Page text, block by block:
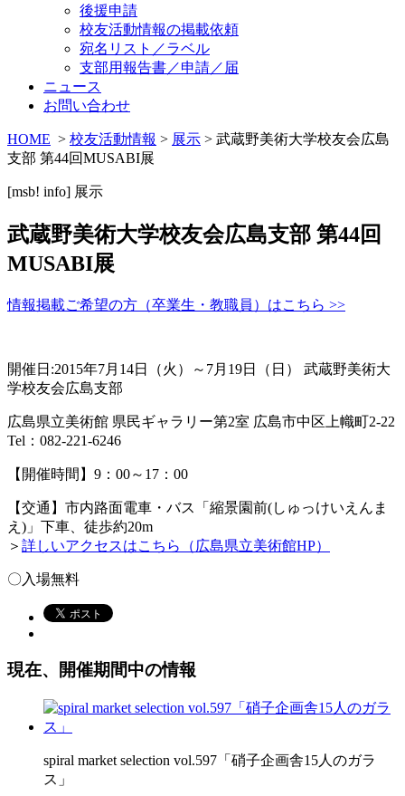
後援申請
校友活動情報の掲載依頼
宛名リスト／ラベル
支部用報告書／申請／届
ニュース
お問い合わせ
HOME > 校友活動情報 > 展示 > 武蔵野美術大学校友会広島
支部 第44回MUSABI展
[msb! info] 展示
武蔵野美術大学校友会広島支部 第44回
MUSABI展
情報掲載ご希望の方（卒業生・教職員）はこちら >>
開催日:2015年7月14日（火）～7月19日（日） 武蔵野美術大
学校友会広島支部
広島県立美術館 県民ギャラリー第2室 広島市中区上幟町2-22
Tel：082-221-6246
【開催時間】9：00～17：00
【交通】市内路面電車・バス「縮景園前(しゅっけいえんま
え)」下車、徒歩約20m
＞ 詳しいアクセスはこちら（広島県立美術館HP）
〇入場無料
現在、開催期間中の情報
spiral market selection vol.597「硝子企画舎15人のガラ
ス」